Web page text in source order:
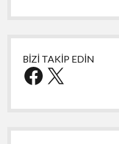
BİZİ TAKİP EDİN
Facebook
X